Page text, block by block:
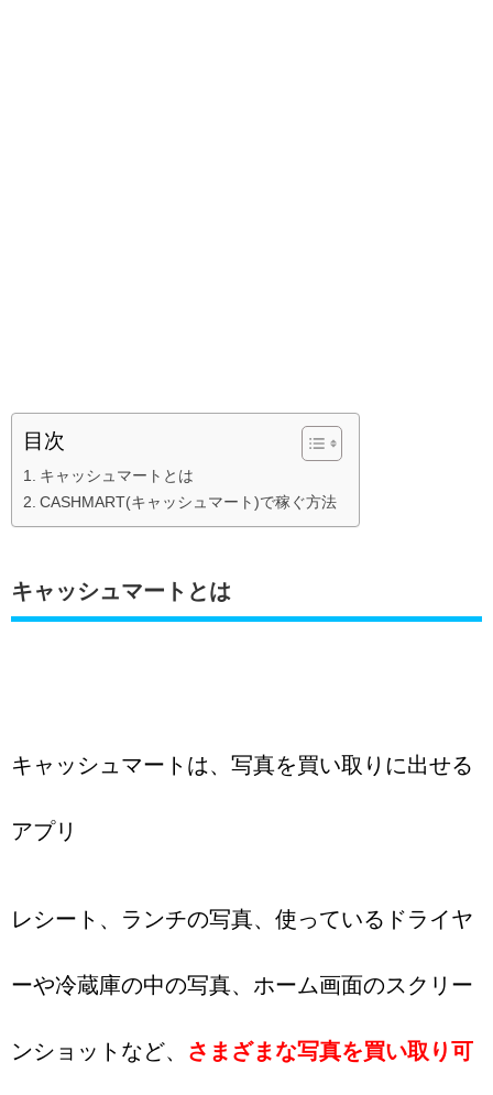
目次
キャッシュマートとは
CASHMART(キャッシュマート)で稼ぐ方法
キャッシュマートとは
キャッシュマートは、写真を買い取りに出せる
アプリ
レシート、ランチの写真、使っているドライヤ
ーや冷蔵庫の中の写真、ホーム画面のスクリー
ンショットなど、 さまざまな写真を買い取り可